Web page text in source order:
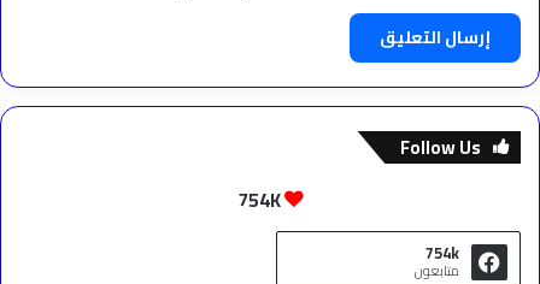
Follow Us
754K
754k
متابعون